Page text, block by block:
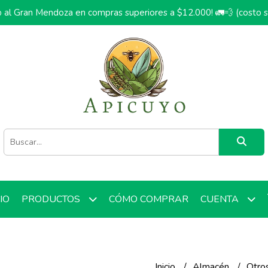
al Gran Mendoza en compras superiores a $12.000! 🚛💨 (costo
PRODUCTOS CÓMO COMPRAR CUENTA